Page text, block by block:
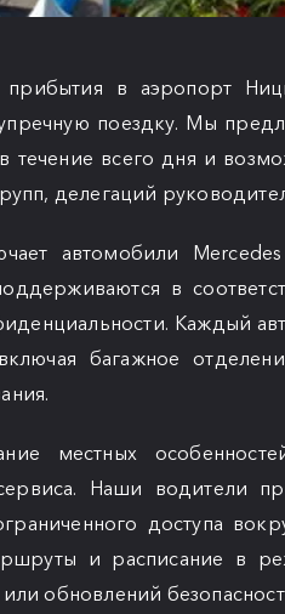
в аэропорт
поездку. Мы
течение всего дня и
делегаций
автомобили
в
Каждый
багажное
местных
Наши водители
доступа
и расписание в
обновлений